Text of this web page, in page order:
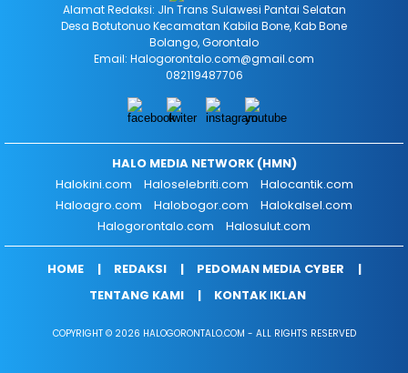
Alamat Redaksi: Jln Trans Sulawesi Pantai Selatan
Desa Botutonuo Kecamatan Kabila Bone, Kab Bone
Bolango, Gorontalo
Email: Halogorontalo.com@gmail.com
082119487706
HALO MEDIA NETWORK (HMN)
Halokini.com
Haloselebriti.com
Halocantik.com
Haloagro.com
Halobogor.com
Halokalsel.com
Halogorontalo.com
Halosulut.com
HOME REDAKSI
PEDOMAN MEDIA CYBER
TENTANG KAMI
KONTAK IKLAN
COPYRIGHT © 2026 HALOGORONTALO.COM - ALL RIGHTS RESERVED